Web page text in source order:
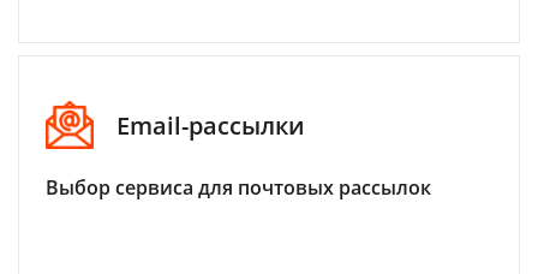
Email-рассылки
Выбор сервиса для почтовых рассылок